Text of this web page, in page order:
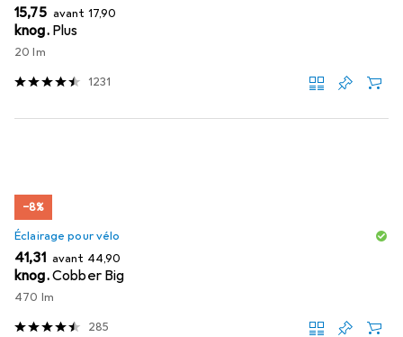
EUR
15,75 avant EUR
17,90
knog. Plus
20 lm
1231
−8%
Éclairage pour vélo
EUR
41,31 avant EUR
44,90
knog.Cobber Big
470 lm
285